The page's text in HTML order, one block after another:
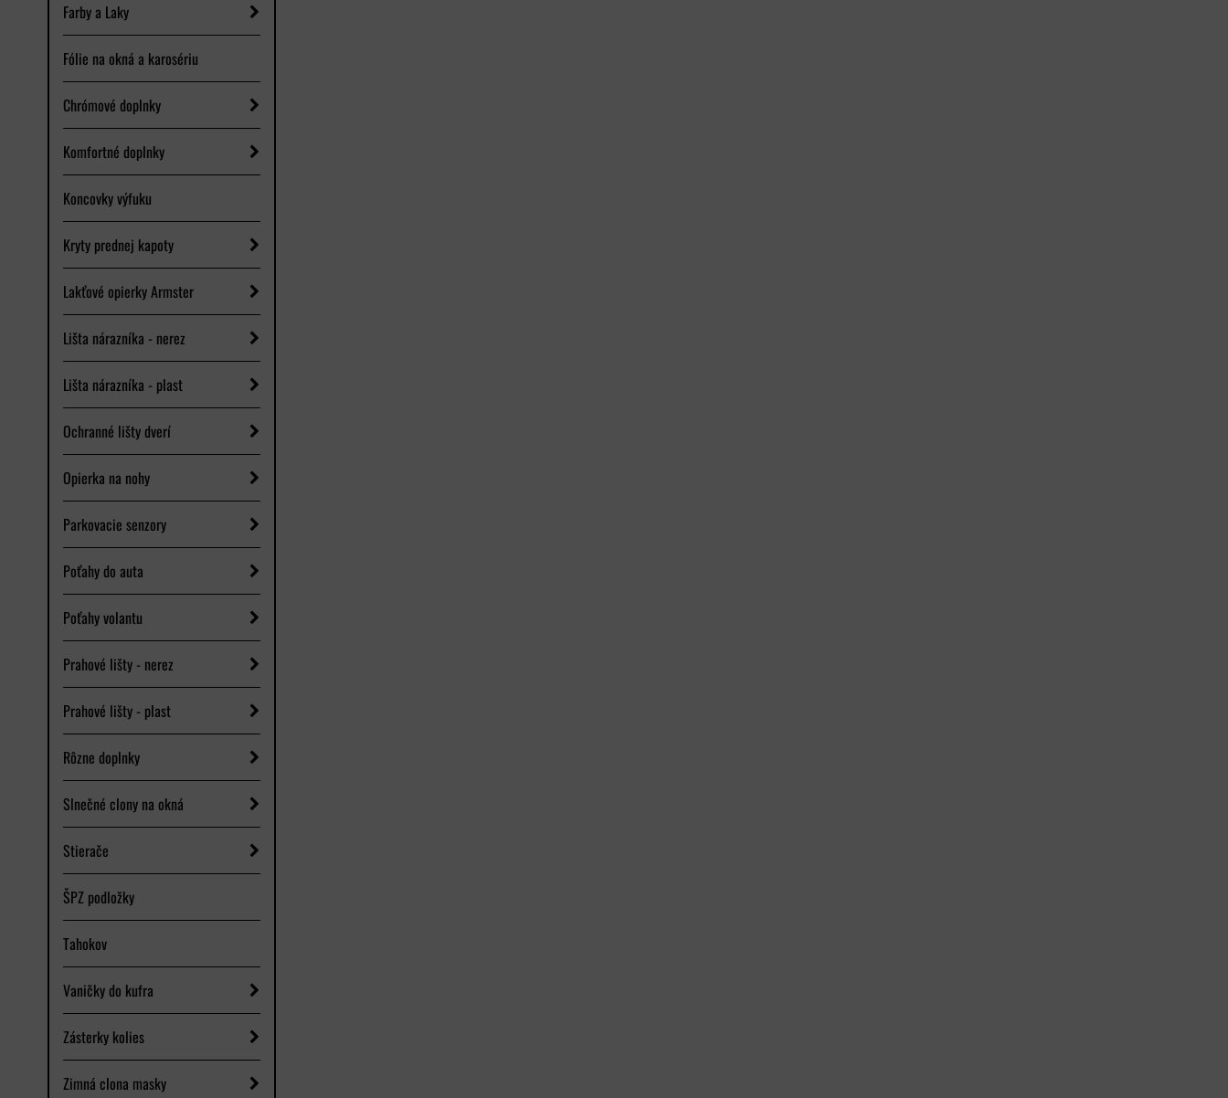
Farby a Laky
Fólie na okná a karosériu
Chrómové doplnky
Komfortné doplnky
Koncovky výfuku
Kryty prednej kapoty
Lakťové opierky Armster
Lišta nárazníka - nerez
Lišta nárazníka - plast
Ochranné lišty dverí
Opierka na nohy
Parkovacie senzory
Poťahy do auta
Poťahy volantu
Prahové lišty - nerez
Prahové lišty - plast
Rôzne doplnky
Slnečné clony na okná
Stierače
ŠPZ podložky
Tahokov
Vaničky do kufra
Zásterky kolies
Zimná clona masky